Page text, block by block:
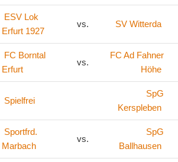
ESV Lok
Erfurt 1927
vs. SV Witterda
FC Borntal
Erfurt
vs.
FC Ad Fahner
Höhe
Spielfrei
SpG
Kerspleben
Sportfrd.
Marbach
vs.
SpG
Ballhausen